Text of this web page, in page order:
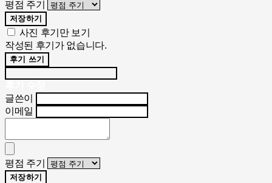
평점 주기
저장하기
사진 후기만 보기
작성된 후기가 없습니다.
후기 쓰기
글쓴이
이메일
평점 주기
저장하기